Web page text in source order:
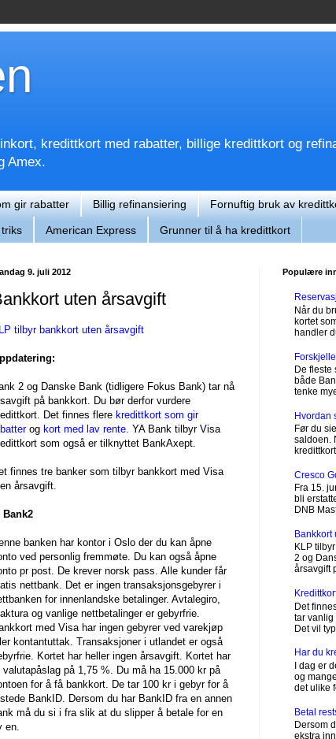
kredittkort med rabatter, billige kredittkort og
Amex.
gir rabatter Billig refinansiering Fornuftig bruk av
American Express Grunner til å ha kredittkort
9. juli 2012
uten årsavgift
tilbyr bankkort uten årsavgift
2 og Danske Bank (tidligere Fokus Bank) tar nå
på bankkort. Du bør derfor vurdere
Det finnes flere kredittkort som gir
og kort med lav rente. YA Bank tilbyr Visa
som også er tilknyttet BankAxept.
finnes tre banker som tilbyr bankkort med Visa
årsavgift.
Bank2
banken har kontor i Oslo der du kan åpne
ved personlig fremmøte. Du kan også åpne
pr post. De krever norsk pass. Alle kunder får
nettbank. Det er ingen transaksjonsgebyrer i
for innenlandske betalinger. Avtalegiro,
og vanlige nettbetalinger er gebyrfrie.
med Visa har ingen gebyrer ved varekjøp
kontantuttak. Transaksjoner i utlandet er også
Kortet har heller ingen årsavgift. Kortet har
valutapåslag på 1,75 %. Du må ha 15.000 kr på
for å få bankkort. De tar 100 kr i gebyr for å
BankID. Dersom du har BankID fra en annen
må du si i fra slik at du slipper å betale for en
en.
Populære
Når du
kortet
handler
De fleste
både
tenke
Hvordan
Før du
saldoen.
Cresco
Fra 15.
bli
DNB
Bankkort
KLP
2 og
årsavgift
Det
tar vanlig
Det vil
Har du
I dag er
og
det ulike
Betal
Dersom
ekstra